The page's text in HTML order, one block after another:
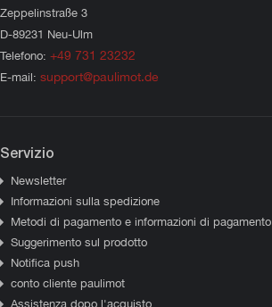
Zeppelinstraße 3
D-89231 Neu-Ulm
Telefono: +49 731 23232
E-mail: support@paulimot.de
Servizio
Newsletter
Informazioni sulla spedizione
Metodi di pagamento e informazioni di pagamento
Suggerimento sul prodotto
Notifica push
conto cliente paulimot
Assistenza dopo l'acquisto